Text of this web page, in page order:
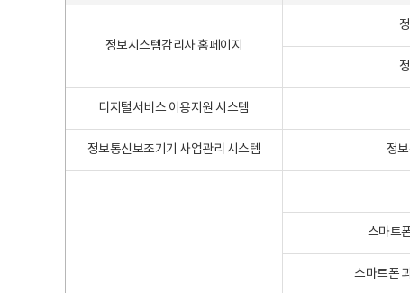
정보시스템감리사 홈페이지
디지털서비스 이용지원 시스템
정보통신보조기기 사업관리 시스템 정
스마트
스마트폰